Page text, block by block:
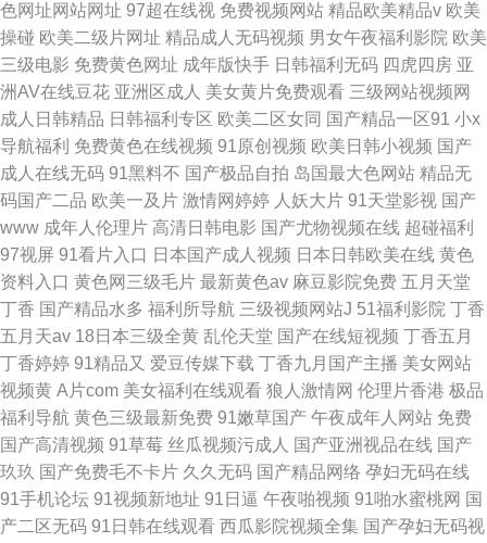
色网址网站网址 97超在线视 免费视频网站 精品欧美精品v 欧美
操碰 欧美二级片网址 精品成人无码视频 男女午夜福利影院 欧美
三级电影 免费黄色网址 成年版快手 日韩福利无码 四虎四房 亚
洲AV在线豆花 亚洲区成人 美女黄片免费观看 三级网站视频网
成人日韩精品 日韩福利专区 欧美二区女同 国产精品一区91 小x
导航福利 免费黄色在线视频 91原创视频 欧美日韩小视频 国产
成人在线无码 91黑料不 国产极品自拍 岛国最大色网站 精品无
码国产二品 欧美一及片 激情网婷婷 人妖大片 91天堂影视 国产
www 成年人伦理片 高清日韩电影 国产尤物视频在线 超碰福利
97视屏 91看片入口 日本国产成人视频 日本日韩欧美在线 黄色
资料入口 黄色网三级毛片 最新黄色av 麻豆影院免费 五月天堂
丁香 国产精品水多 福利所导航 三级视频网站J 51福利影院 丁香
五月天av 18日本三级全黄 乱伦天堂 国产在线短视频 丁香五月
丁香婷婷 91精品又 爱豆传媒下载 丁香九月国产主播 美女网站
视频黄 A片com 美女福利在线观看 狼人激情网 伦理片香港 极品
福利导航 黄色三级最新免费 91嫩草国产 午夜成年人网站 免费
国产高清视频 91草莓 丝瓜视频污成人 国产亚洲视品在线 国产
玖玖 国产免费毛不卡片 久久无码 国产精品网络 孕妇无码在线
91手机论坛 91视频新地址 91日逼 午夜啪视频 91啪水蜜桃网 国
产二区无码 91日韩在线观看 西瓜影院视频全集 国产孕妇无码视